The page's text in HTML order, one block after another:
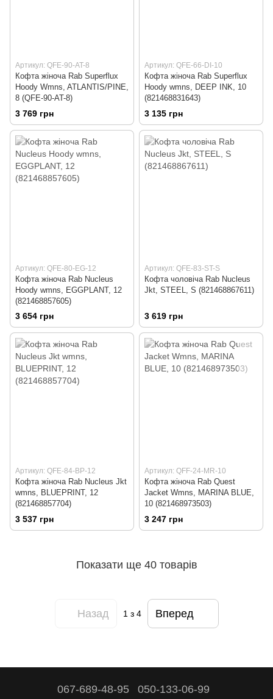
Артикул: QFE-90-AT-8
Кофта жіноча Rab Superflux
Hoody Wmns, ATLANTIS/PINE,
8 (QFE-90-AT-8)
3 769 грн
Артикул: QFE-66-DI-10
Кофта жіноча Rab Superflux
Hoody wmns, DEEP INK, 10
(821468831643)
3 135 грн
Артикул: QFE-80-EG-12
Кофта жіноча Rab Nucleus
Hoody wmns, EGGPLANT, 12
(821468857605)
3 654 грн
Артикул: QFE-83-ST-S
Кофта чоловіча Rab Nucleus
Jkt, STEEL, S (821468867611)
3 619 грн
Артикул: QFE-84-BP-12
Кофта жіноча Rab Nucleus Jkt
wmns, BLUEPRINT, 12
(821468857704)
3 537 грн
Артикул: QFF-24-MR-10
Кофта жіноча Rab Quest
Jacket Wmns, MARINA BLUE,
10 (821468973503)
3 247 грн
Показати ще 40 товарів
Назад 1 з 4 Вперед
067-689-48-95 050-133-06-99